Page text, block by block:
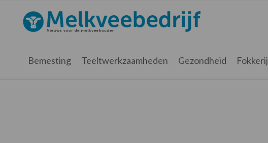
hoofdnavigatie
hoofd
eerste
voettekst
Melkveebedrijf.nl
Bemesting Teeltwerkzaamheden Gezondheid Fokkerij